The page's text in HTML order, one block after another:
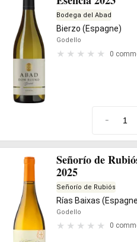
Bodega del Abad
Bierzo (Espagne)
Godello
0
-
Señorío de
2025
Señorío de Rubiós
Rías Baixas
Godello
0